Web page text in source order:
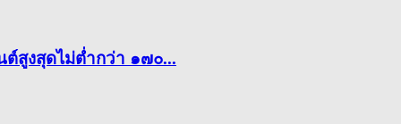
ต์สูงสุดไม่ต่ำกว่า ๑๗๐...